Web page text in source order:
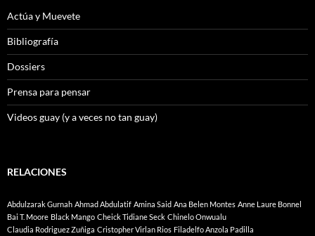
Actúa y Muevete
Bibliografía
Dossiers
Prensa para pensar
Videos guay (y a veces no tan guay)
RELACIONES
Abdulzarak Gurnah Ahmad Abdulatif Amina Said Ana Belen Montes Anne Laure Bonnel
Bai T. Moore Black Mango Cheick Tidiane Seck Chinelo Onwualu
Claudia Rodriguez Zuñiga Cristopher Virlan Rios Filadelfo Anzola Padilla